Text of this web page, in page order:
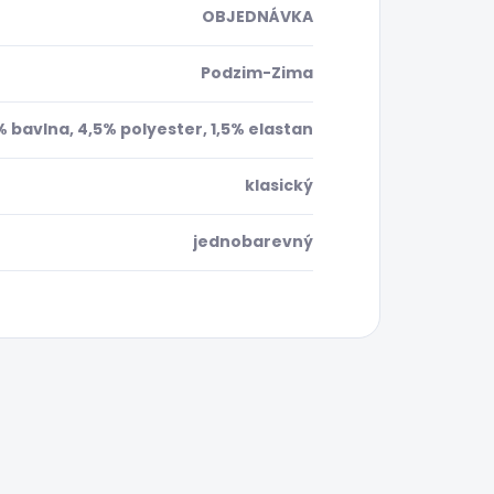
OBJEDNÁVKA
Podzim-Zima
bavlna, 4,5% polyester, 1,5% elastan
klasický
jednobarevný